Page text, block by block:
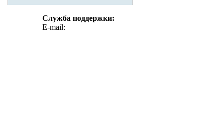
Служба поддержки:
E-mail: